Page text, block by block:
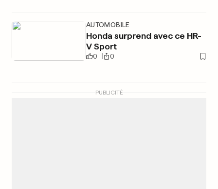
AUTOMOBILE
Honda surprend avec ce HR-
V Sport
0 0
PUBLICITÉ